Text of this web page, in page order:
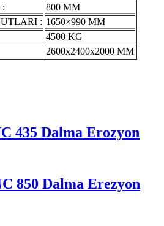
:
800 MM
: 1650×990 MM
4500 KG
2600x2400x2000 MM
435 Dalma Erozyon
850 Dalma Erezyon